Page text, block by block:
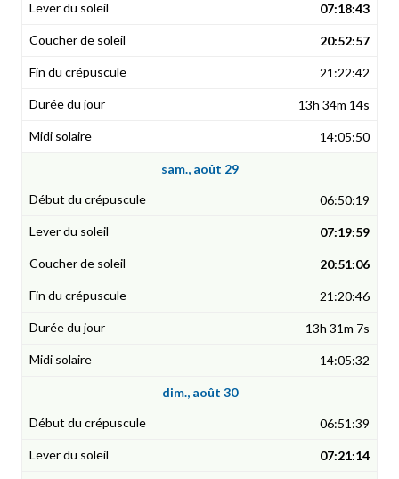
07:18:43
20:52:57
21:22:42
13h 34m 14s
14:05:50
sam., août 29
06:50:19
07:19:59
20:51:06
21:20:46
13h 31m 7s
14:05:32
dim., août 30
06:51:39
07:21:14